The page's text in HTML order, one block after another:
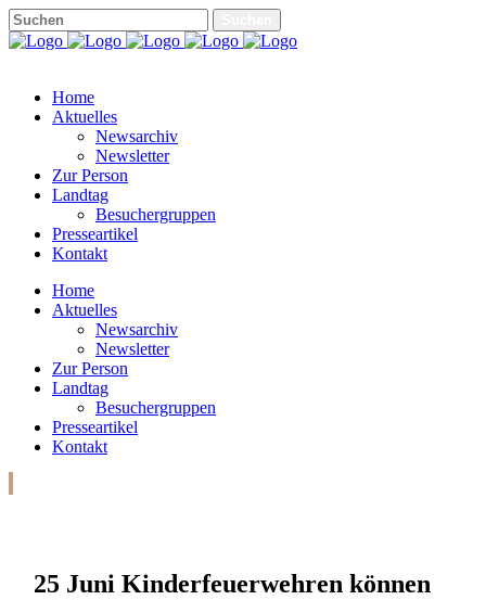
Home
Aktuelles
Newsarchiv
Newsletter
Zur Person
Landtag
Besuchergruppen
Presseartikel
Kontakt
Home
Aktuelles
Newsarchiv
Newsletter
Zur Person
Landtag
Besuchergruppen
Presseartikel
Kontakt
25 Juni Kinderfeuerwehren können